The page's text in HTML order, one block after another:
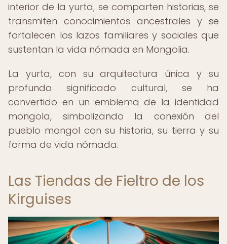
interior de la yurta, se comparten historias, se
transmiten conocimientos ancestrales y se
fortalecen los lazos familiares y sociales que
sustentan la vida nómada en Mongolia.
La yurta, con su arquitectura única y su
profundo significado cultural, se ha
convertido en un emblema de la identidad
mongola, simbolizando la conexión del
pueblo mongol con su historia, su tierra y su
forma de vida nómada.
Las Tiendas de Fieltro de los
Kirguises